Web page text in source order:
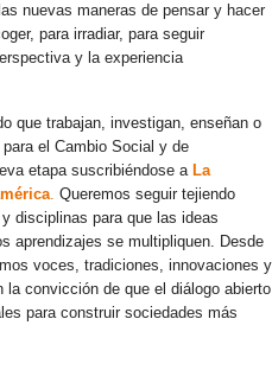
nuevas maneras de pensar y hacer
para irradiar, para seguir
y la experiencia
que trabajan, investigan, enseñan o
el Cambio Social y de
etapa suscribiéndose a La
. Queremos seguir tejiendo
disciplinas para que las ideas
aprendizajes se multipliquen. Desde
voces, tradiciones, innovaciones y
convicción de que el diálogo abierto
para construir sociedades más